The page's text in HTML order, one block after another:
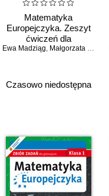
Matematyka
Europejczyka. Zeszyt
ćwiczeń dla
gimnazjum. Klasa 3.
Ewa Madziąg, Małgorzata Muchowska
Czasowo niedostępna